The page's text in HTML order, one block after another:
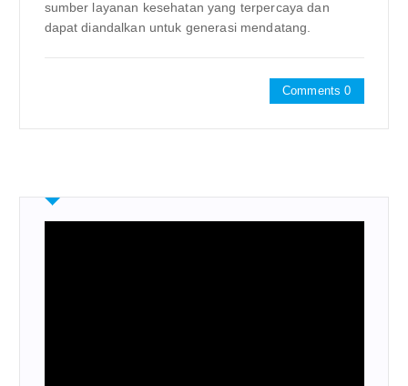
sumber layanan kesehatan yang terpercaya dan
dapat diandalkan untuk generasi mendatang.
Comments 0